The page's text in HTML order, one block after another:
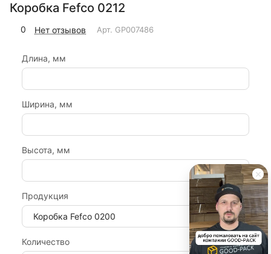
Коробка Fefco 0212
0 Нет отзывов Арт. GP007486
Длина, мм
Ширина, мм
Высота, мм
Продукция
Количество